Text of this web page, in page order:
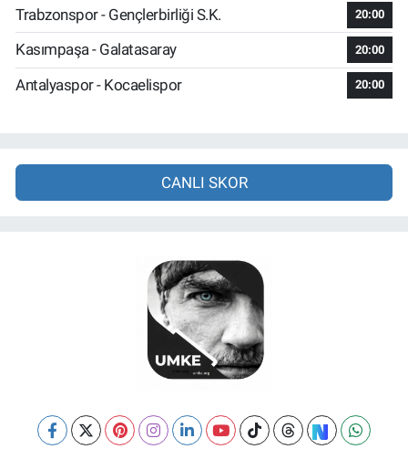
Trabzonspor - Gençlerbirliği S.K. 20:00
Kasımpaşa - Galatasaray 20:00
Antalyaspor - Kocaelispor 20:00
CANLI SKOR